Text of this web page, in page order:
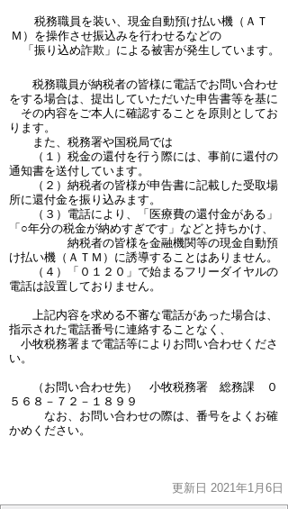
税務職員を装い、現金自動預け払い機（ＡＴ
Ｍ）を操作させ振込みを行わせるなどの
「振り込め詐欺」による被害が発生しています。
税務職員が納税者の皆様に電話でお問い合わせ
をする場合は、提出していただいた申告書等を基に
その内容をご本人に確認することを原則としてお
ります。
また、税務署や国税局では
（１）税金の還付を行う際には、事前に還付の
通知書を送付しています。
（２）納税者の皆様が申告書に記載した受取場
所に還付金を振り込みます。
（３）電話により、「医療費の還付金がある」
「○年分の税金が納めすぎです」などと持ちかけ、
納税者の皆様を金融機関等の現金自動預
け払い機（ＡＴＭ）に誘導することはありません。
（４）「０１２０」で始まるフリーダイヤルの
電話は設置しておりません。
上記内容を求める不審な電話があった場合は、
指示された電話番号に連絡することなく、
小牧税務署まで電話等によりお問い合わせくださ
い。
（お問い合わせ先） 小牧税務署 総務課 ０
５６８－７２－１８９９
なお、お問い合わせの際は、番号をよくお確
かめください。
更新日 2021年1月6日